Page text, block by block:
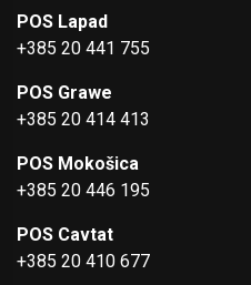
POS Lapad
+385 20 441 755
POS Grawe
+385 20 414 413
POS Mokošica
+385 20 446 195
POS Cavtat
+385 20 410 677